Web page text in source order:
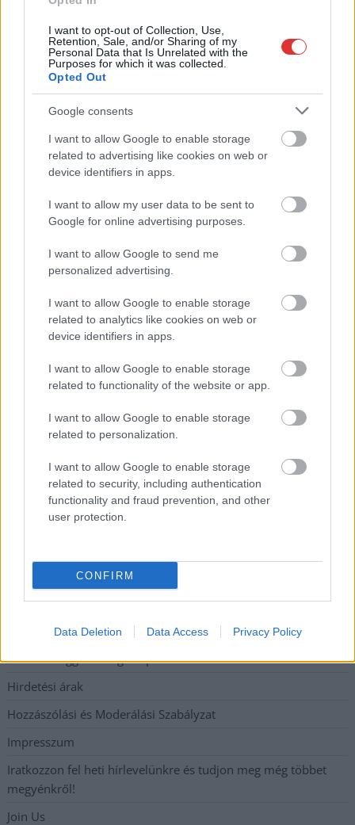
I want to opt-out of Collection, Use,
Retention, Sale, and/or Sharing of my
Personal Data that Is Unrelated with the
Purposes for which it was collected.
Opted Out
Google consents
I want to allow Google to enable storage
related to advertising like cookies on web or
device identifiers in apps.
I want to allow my user data to be sent to
Google for online advertising purposes.
I want to allow Google to send me
personalized advertising.
I want to allow Google to enable storage
related to analytics like cookies on web or
device identifiers in apps.
I want to allow Google to enable storage
related to functionality of the website or app.
I want to allow Google to enable storage
related to personalization.
I want to allow Google to enable storage
related to security, including authentication
functionality and fraud prevention, and other
user protection.
CONFIRM
Data Deletion Data Access Privacy Policy
ugyanazokból a szögekből
Ilyenek eddig a tapasztalatok a vendégektől – a hőhullám
miatt ingyenes a strandolás Szolnokon
Nem biztató: a hétvégi kisebb felfrissülés után jövő héten
megint visszatér a forróság, újra rekkenő hőség jön, akár 38
Közzétették a szakértői állásfoglalást, a Fiumei úti fák
többsége szakszerűen már nem ápolható
A MÚOSZ sajtódíjának második helyét nyerte el a Borsod24 és
a Paraméter közös riportfilmje a Sajó szennyezéséről
Tánccal, zeneszóval és vásárral telik meg Jászberény, indul a
Csángó Fesztivál
Meghosszabbított hőségriasztás és vízkorlátozások, a
mezőtúri kórházban leállt a klíma
Átszervezi működését az osztrák óriáscég, Szolnok is érintett
Tragédiába torkollott a segítségnyújtás elmulasztása, három
kisújszállási lakos ellen emeltek vádat
Hatalmas lángok csaptak fel Szolnokon
Vízitraffipax a Tisza-tavon: mostantól senki sem úszhatja meg
a száguldozást
Szolnokra is megérkezik a nyár eddigi legkeményebb napja
Már Szolnokon is korlátozások léptek életbe a tartós hatalmas
Elérhetőség
Adatkezelési tájékoztató
Etikai és függetlenségi alapelvek
Hirdetési árak
Hozzászólási és Moderálási Szabályzat
Impresszum
Iratkozzon fel heti hírlevelünkre és tudjon meg még többet
megyénkről!
Join Us